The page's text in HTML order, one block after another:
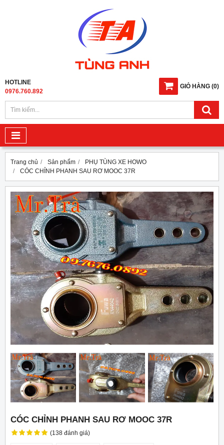
GIỎ HÀNG (0)
HOTLINE
0976.760.892
Trang chủ Sản phẩm
PHỤ TÙNG XE HOWO
CÓC CHỈNH PHANH SAU RƠ MOOC 37R
CÓC CHỈNH PHANH SAU RƠ MOOC 37R
(138 đánh giá)